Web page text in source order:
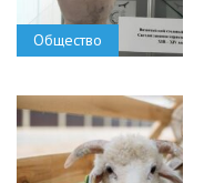
Общество